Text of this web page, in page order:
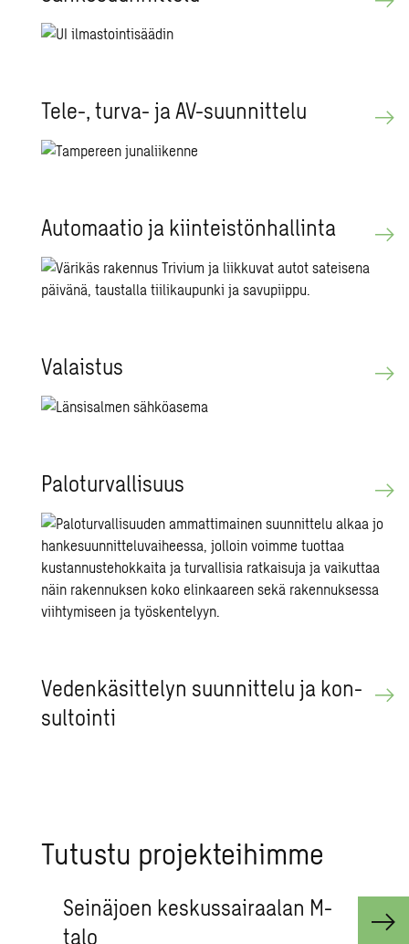
Tele-, turva- ja AV-suun­nit­te­lu
Au­to­maa­tio ja kiin­teis­tön­hal­lin­ta
Va­lais­tus
Pa­lo­tur­val­li­suus
Ve­den­kä­sit­te­lyn suun­nit­te­lu ja kon­
sul­toin­ti
Tu­tus­tu pro­jek­tei­him­me
Seinäjoen keskussairaalan M-
talo